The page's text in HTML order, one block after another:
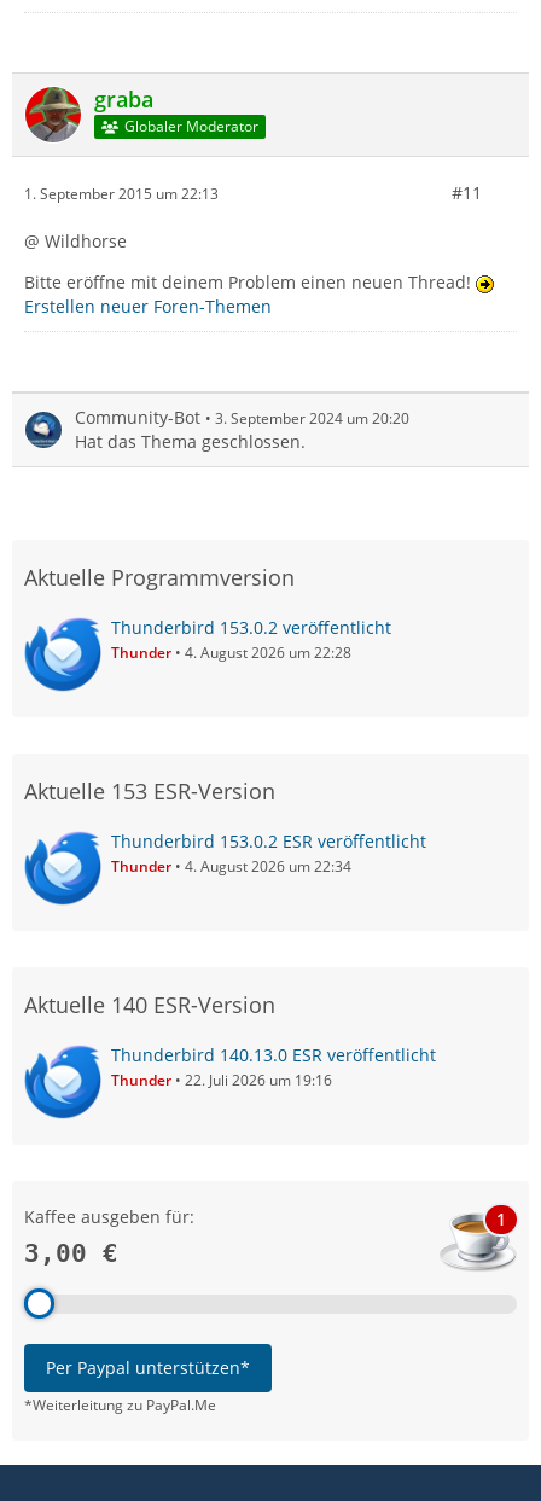
graba
Globaler Moderator
1. September 2015 um 22:13 #11
@ Wildhorse
Bitte eröffne mit deinem Problem einen neuen Thread!
Erstellen neuer Foren-Themen
Community-Bot 3. September 2024 um 20:20
Hat das Thema geschlossen.
Aktuelle Programmversion
Thunderbird 153.0.2 veröffentlicht
Thunder 4. August 2026 um 22:28
Aktuelle 153 ESR-Version
Thunderbird 153.0.2 ESR veröffentlicht
Thunder 4. August 2026 um 22:34
Aktuelle 140 ESR-Version
Thunderbird 140.13.0 ESR veröffentlicht
Thunder 22. Juli 2026 um 19:16
Kaffee ausgeben für:
3,00 €
1
Per Paypal unterstützen*
*Weiterleitung zu PayPal.Me